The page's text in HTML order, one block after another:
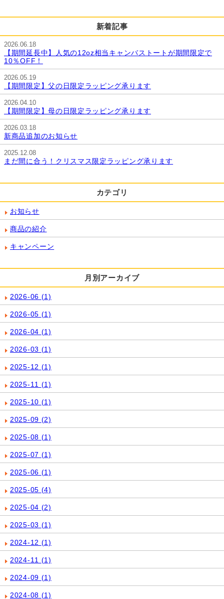
新着記事
2026.06.18
【期間延長中】人気の12oz相当キャンバストートが期間限定で
10％OFF！
2026.05.19
【期間限定】父の日限定ラッピング承ります
2026.04.10
【期間限定】母の日限定ラッピング承ります
2026.03.18
新商品追加のお知らせ
2025.12.08
まだ間に合う！クリスマス限定ラッピング承ります
カテゴリ
お知らせ
商品の紹介
キャンペーン
月別アーカイブ
2026-06 (1)
2026-05 (1)
2026-04 (1)
2026-03 (1)
2025-12 (1)
2025-11 (1)
2025-10 (1)
2025-09 (2)
2025-08 (1)
2025-07 (1)
2025-06 (1)
2025-05 (4)
2025-04 (2)
2025-03 (1)
2024-12 (1)
2024-11 (1)
2024-09 (1)
2024-08 (1)